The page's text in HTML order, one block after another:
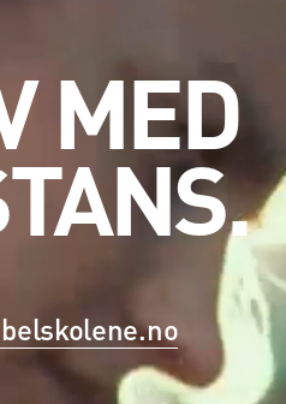
MED